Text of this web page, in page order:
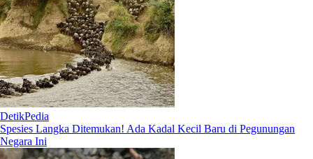
DetikPedia
Spesies Langka Ditemukan! Ada Kadal Kecil Baru di Pegunungan
Negara Ini